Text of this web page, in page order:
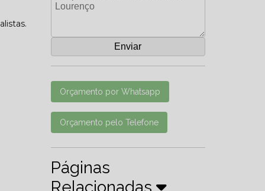
Orçamento por Whatsapp
Orçamento pelo Telefone
Páginas